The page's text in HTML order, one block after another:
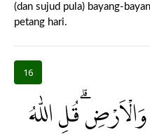
(dan sujud pula) bayang-
petang hari.
16
قُلِ اللّٰهُ